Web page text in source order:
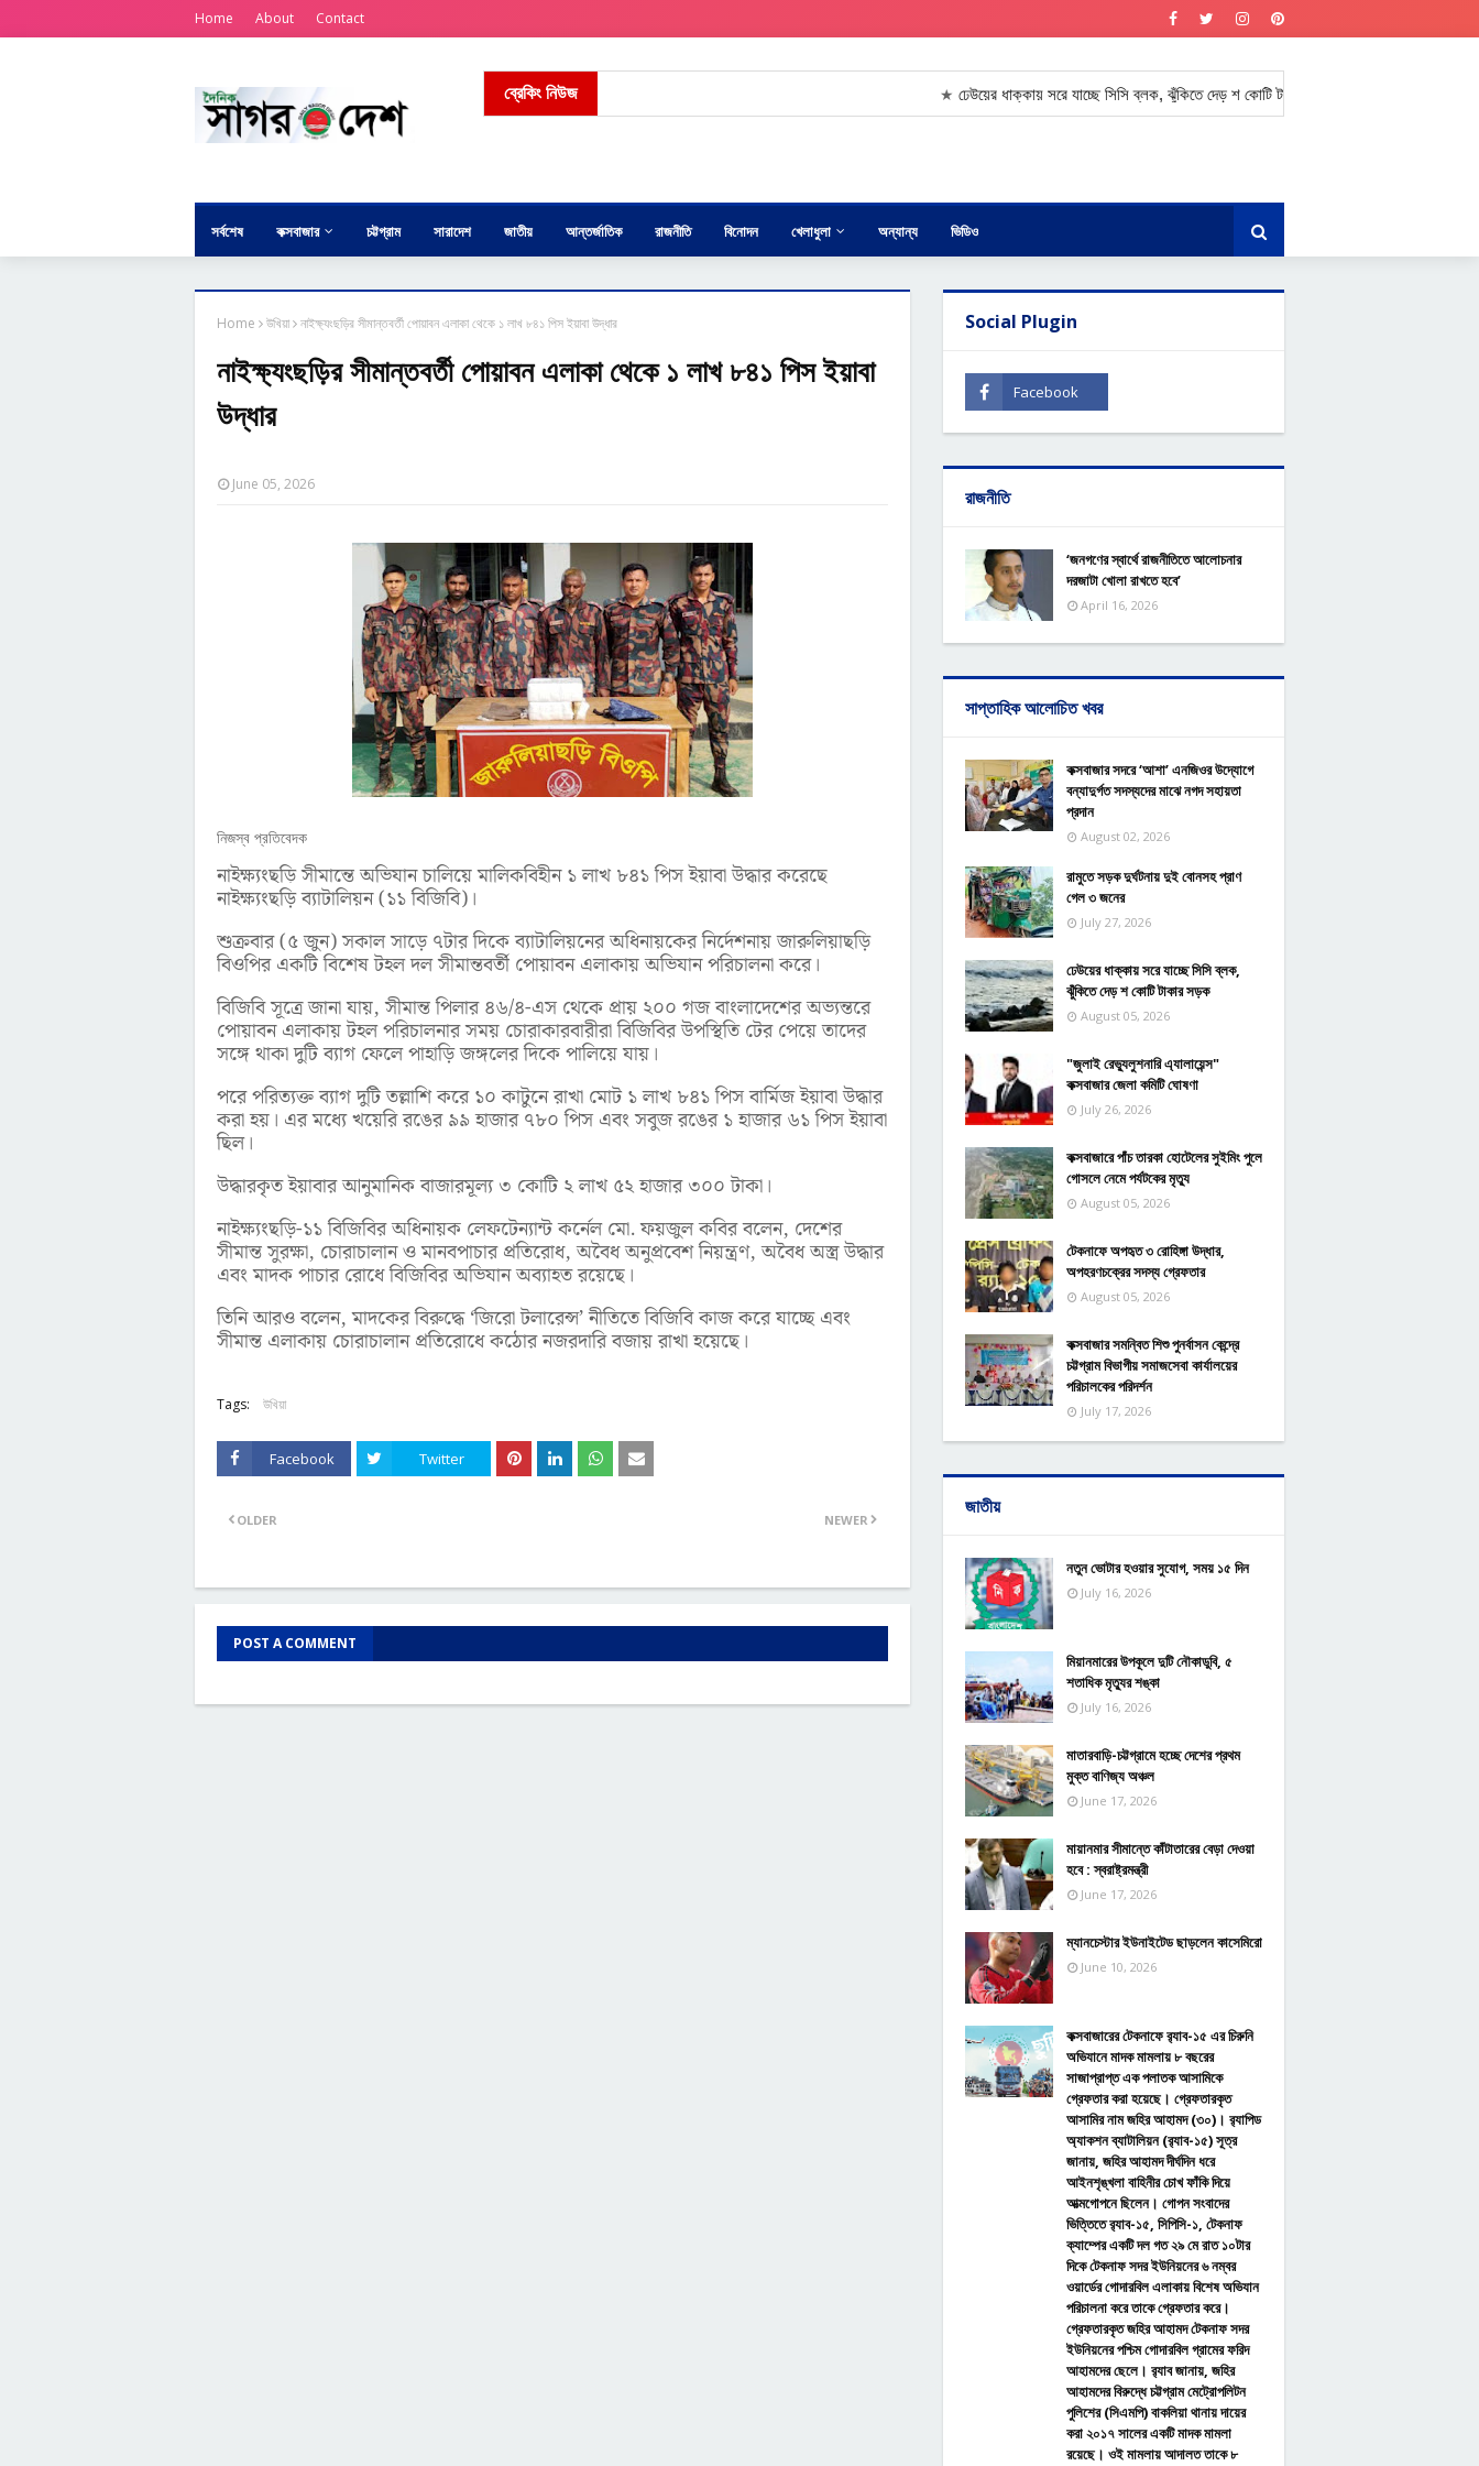
Home About Contact
ব্রেকিং নিউজ ঢেউয়ের ধাক্কায় সরে যাচ্ছে সিসি ব্লক, ঝুঁকিতে দেড় শ কোটি টাকার সড়ক।
সর্বশেষ কক্সবাজার চট্টগ্রাম সারাদেশ জাতীয় আন্তর্জাতিক রাজনীতি বিনোদন খেলাধুলা অন্যান্য ভিডিও
Home উখিয়া নাইক্ষ্যংছড়ির সীমান্তবর্তী পোয়াবন এলাকা থেকে ১ লাখ ৮৪১ পিস ইয়াবা উদ্ধার
নাইক্ষ্যংছড়ির সীমান্তবর্তী পোয়াবন এলাকা থেকে ১ লাখ ৮৪১ পিস ইয়াবা
উদ্ধার
June 05, 2026
নিজস্ব প্রতিবেদক
নাইক্ষ্যংছড়ি সীমান্তে অভিযান চালিয়ে মালিকবিহীন ১ লাখ ৮৪১ পিস ইয়াবা উদ্ধার করেছে
নাইক্ষ্যংছড়ি ব্যাটালিয়ন (১১ বিজিবি)।
শুক্রবার (৫ জুন) সকাল সাড়ে ৭টার দিকে ব্যাটালিয়নের অধিনায়কের নির্দেশনায় জারুলিয়াছড়ি
বিওপির একটি বিশেষ টহল দল সীমান্তবর্তী পোয়াবন এলাকায় অভিযান পরিচালনা করে।
বিজিবি সূত্রে জানা যায়, সীমান্ত পিলার ৪৬/৪-এস থেকে প্রায় ২০০ গজ বাংলাদেশের অভ্যন্তরে
পোয়াবন এলাকায় টহল পরিচালনার সময় চোরাকারবারীরা বিজিবির উপস্থিতি টের পেয়ে তাদের
সঙ্গে থাকা দুটি ব্যাগ ফেলে পাহাড়ি জঙ্গলের দিকে পালিয়ে যায়।
পরে পরিত্যক্ত ব্যাগ দুটি তল্লাশি করে ১০ কাটুনে রাখা মোট ১ লাখ ৮৪১ পিস বার্মিজ ইয়াবা উদ্ধার
করা হয়। এর মধ্যে খয়েরি রঙের ৯৯ হাজার ৭৮০ পিস এবং সবুজ রঙের ১ হাজার ৬১ পিস ইয়াবা
ছিল।
উদ্ধারকৃত ইয়াবার আনুমানিক বাজারমূল্য ৩ কোটি ২ লাখ ৫২ হাজার ৩০০ টাকা।
নাইক্ষ্যংছড়ি-১১ বিজিবির অধিনায়ক লেফটেন্যান্ট কর্নেল মো. ফয়জুল কবির বলেন, দেশের
সীমান্ত সুরক্ষা, চোরাচালান ও মানবপাচার প্রতিরোধ, অবৈধ অনুপ্রবেশ নিয়ন্ত্রণ, অবৈধ অস্ত্র উদ্ধার
এবং মাদক পাচার রোধে বিজিবির অভিযান অব্যাহত রয়েছে।
তিনি আরও বলেন, মাদকের বিরুদ্ধে ‘জিরো টলারেন্স’ নীতিতে বিজিবি কাজ করে যাচ্ছে এবং
সীমান্ত এলাকায় চোরাচালান প্রতিরোধে কঠোর নজরদারি বজায় রাখা হয়েছে।
Tags: উখিয়া
Facebook Twitter
NEWER
OLDER
POST A COMMENT
Social Plugin
রাজনীতি
‘জনগণের স্বার্থে রাজনীতিতে আলোচনার
দরজাটা খোলা রাখতে হবে’
April 16, 2026
সাপ্তাহিক আলোচিত খবর
কক্সবাজার সদরে ‘আশা’ এনজিওর উদ্যোগে
বন্যাদুর্গত সদস্যদের মাঝে নগদ সহায়তা
প্রদান
August 02, 2026
রামুতে সড়ক দুর্ঘটনায় দুই বোনসহ প্রাণ
গেল ৩ জনের
July 27, 2026
ঢেউয়ের ধাক্কায় সরে যাচ্ছে সিসি ব্লক,
ঝুঁকিতে দেড় শ কোটি টাকার সড়ক
August 05, 2026
"জুলাই রেভ্যুলুশনারি এ্যালায়েন্স"
কক্সবাজার জেলা কমিটি ঘোষণা
July 26, 2026
কক্সবাজারে পাঁচ তারকা হোটেলের সুইমিং পুলে
গোসলে নেমে পর্যটকের মৃত্যু
August 05, 2026
টেকনাফে অপহৃত ৩ রোহিঙ্গা উদ্ধার,
অপহরণচক্রের সদস্য গ্রেফতার
August 05, 2026
কক্সবাজার সমন্বিত শিশু পুনর্বাসন কেন্দ্রে
চট্টগ্রাম বিভাগীয় সমাজসেবা কার্যালয়ের
পরিচালকের পরিদর্শন
July 17, 2026
জাতীয়
নতুন ভোটার হওয়ার সুযোগ, সময় ১৫ দিন
July 16, 2026
মিয়ানমারের উপকূলে দুটি নৌকাডুবি, ৫
শতাধিক মৃত্যুর শঙ্কা
July 16, 2026
মাতারবাড়ি-চট্টগ্রামে হচ্ছে দেশের প্রথম
মুক্ত বাণিজ্য অঞ্চল
June 17, 2026
মায়ানমার সীমান্তে কাঁটাতারের বেড়া দেওয়া
হবে : স্বরাষ্ট্রমন্ত্রী
June 17, 2026
ম্যানচেস্টার ইউনাইটেড ছাড়লেন কাসেমিরো
June 10, 2026
কক্সবাজারের টেকনাফে র‌্যাব-১৫ এর চিরুনি
অভিযানে মাদক মামলায় ৮ বছরের
সাজাপ্রাপ্ত এক পলাতক আসামিকে
গ্রেফতার করা হয়েছে। গ্রেফতারকৃত
আসামির নাম জহির আহামদ (৩০)। র‌্যাপিড
অ্যাকশন ব্যাটালিয়ন (র‌্যাব-১৫) সূত্র
জানায়, জহির আহামদ দীর্ঘদিন ধরে
আইনশৃঙ্খলা বাহিনীর চোখ ফাঁকি দিয়ে
আত্মগোপনে ছিলেন। গোপন সংবাদের
ভিত্তিতে র‌্যাব-১৫, সিপিসি-১, টেকনাফ
ক্যাম্পের একটি দল গত ২৯ মে রাত ১০টার
দিকে টেকনাফ সদর ইউনিয়নের ৬ নম্বর
ওয়ার্ডের গোদারবিল এলাকায় বিশেষ অভিযান
পরিচালনা করে তাকে গ্রেফতার করে।
গ্রেফতারকৃত জহির আহামদ টেকনাফ সদর
ইউনিয়নের পশ্চিম গোদারবিল গ্রামের ফরিদ
আহামদের ছেলে। র‌্যাব জানায়, জহির
আহামদের বিরুদ্ধে চট্টগ্রাম মেট্রোপলিটন
পুলিশের (সিএমপি) বাকলিয়া থানায় দায়ের
করা ২০১৭ সালের একটি মাদক মামলা
রয়েছে। ওই মামলায় আদালত তাকে ৮